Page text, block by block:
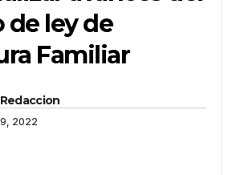
de ley de
Familiar
2022